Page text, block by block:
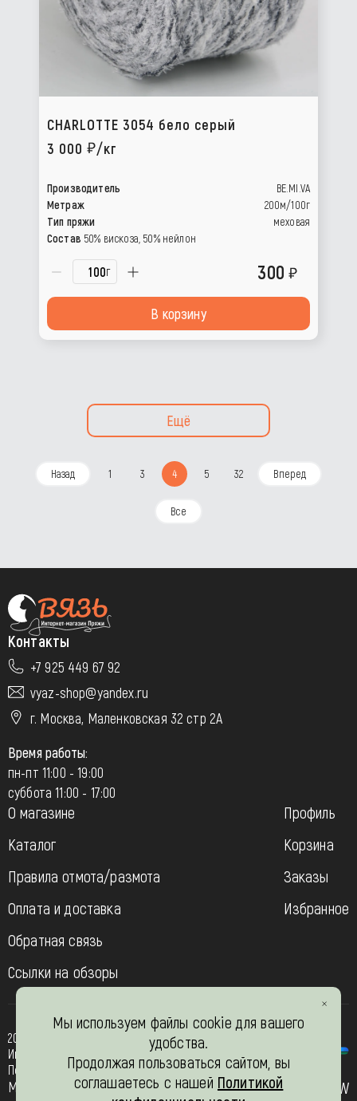
CHARLOTTE 3054 бело серый
3 000
/кг
Производитель
BE.MI.VA
Метраж
200м/100г
Тип пряжи
меховая
Состав 50% вискоза, 50% нейлон
г 300
В корзину
Ещё
Назад 1 3 4 5 32 Вперед
Все
Контакты
+7 925 449 67 92
vyaz-shop@yandex.ru
г. Москва, Маленковская 32 стр 2А
Время работы:
пн-пт 11:00 - 19:00
суббота 11:00 - 17:00
О магазине
Каталог
Правила отмота/размота
Оплата и доставка
Обратная связь
Ссылки на обзоры
Профиль
Корзина
Заказы
Избранное
2013-2026
Интернет- магазин “Вязь-шоп”
Политика конфиденциальности
Мы в соц. сетях JW
Мы используем файлы cookie для вашего
удобства.
Продолжая пользоваться сайтом, вы
соглашаетесь с нашей Политикой